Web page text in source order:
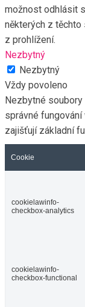
možnost odhlásit
některých z
z prohlížení.
Nezbytný
Nezbytný
Vždy povoleno
Nezbytné
správné
zajišťují základní
Cookie
cookielawinfo-
checkbox-analytics
cookielawinfo-
checkbox-functional